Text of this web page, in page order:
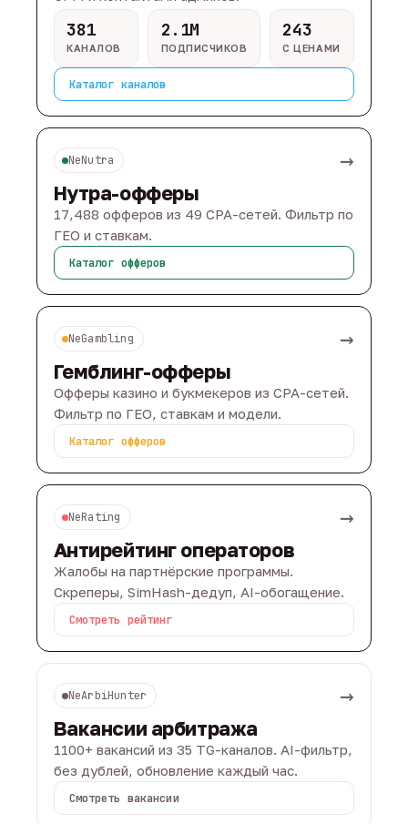
381
КАНАЛОВ
2.1M
ПОДПИСЧИКОВ
243
С ЦЕНАМИ
Каталог каналов
NeNutra →
Нутра-офферы
17,488 офферов из 49 CPA-сетей. Фильтр по
ГЕО и ставкам.
Каталог офферов
NeGambling →
Гемблинг-офферы
Офферы казино и букмекеров из CPA-сетей.
Фильтр по ГЕО, ставкам и модели.
Каталог офферов
NeRating →
Антирейтинг операторов
Жалобы на партнёрские программы.
Скреперы, SimHash-дедуп, AI-обогащение.
Смотреть рейтинг
NeArbiHunter →
Вакансии арбитража
1100+ вакансий из 35 TG-каналов. AI-фильтр,
без дублей, обновление каждый час.
Смотреть вакансии